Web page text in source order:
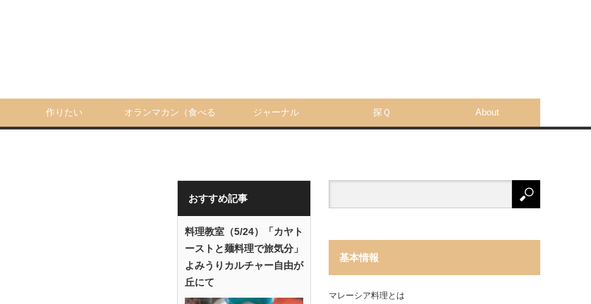
作りたい オランマカン（食べる ジャーナル 探Ｑ About
おすすめ記事
料理教室（5/24）「カヤト
ーストと麺料理で旅気分」
よみうりカルチャー自由が
丘にて
基本情報
マレーシア料理とは